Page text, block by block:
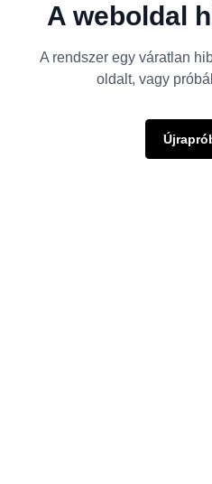
A weboldal
A rendszer egy váratlan
oldalt, vagy